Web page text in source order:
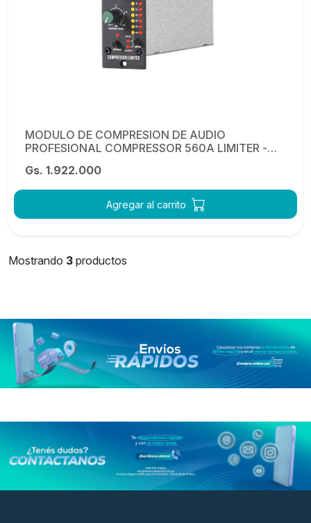
MODULO DE COMPRESION DE AUDIO
PROFESIONAL COMPRESSOR 560A LIMITER -
Gs. 1.922.000
Agregar al carrito
Mostrando 3 productos